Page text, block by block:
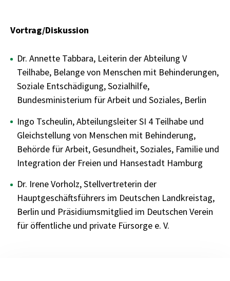
Vortrag/Diskussion
Dr. Annette Tabbara, Leiterin der Abteilung V
Teilhabe, Belange von Menschen mit Behinderungen,
Soziale Entschädigung, Sozialhilfe,
Bundesministerium für Arbeit und Soziales, Berlin
Ingo Tscheulin, Abteilungsleiter SI 4 Teilhabe und
Gleichstellung von Menschen mit Behinderung,
Behörde für Arbeit, Gesundheit, Soziales, Familie und
Integration der Freien und Hansestadt Hamburg
Dr. Irene Vorholz, Stellvertreterin der
Hauptgeschäftsführers im Deutschen Landkreistag,
Berlin und Präsidiumsmitglied im Deutschen Verein
für öffentliche und private Fürsorge e. V.